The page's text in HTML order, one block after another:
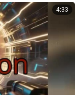
4:33